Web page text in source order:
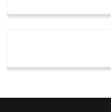
dengan budget